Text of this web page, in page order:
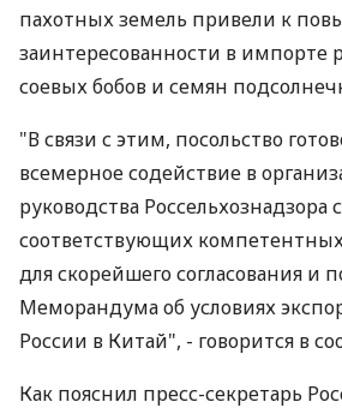
пахотных земель привели к
заинтересованности в импорте
соевых бобов и семян
"В связи с этим, посольство
всемерное содействие в
руководства Россельхознадзора
соответствующих
для скорейшего согласования и
Меморандума об условиях
России в Китай", - говорится в
Как пояснил пресс-секретарь